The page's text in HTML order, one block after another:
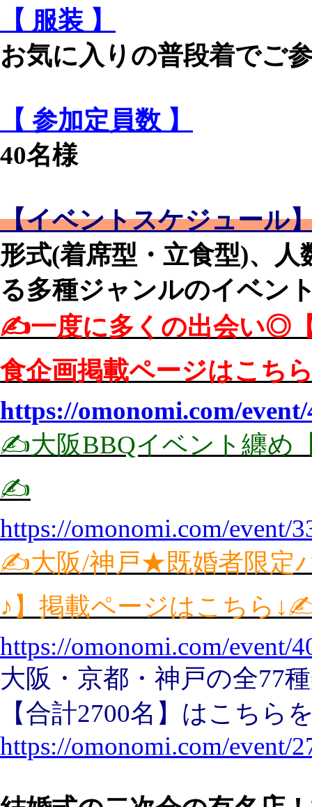
【 服装 】
お気に入りの普段着でご
【 参加定員数 】
40名様
【イベントスケジュール
形式(着席型・立食型)、
る多種ジャンルのイベン
✍️一度に多くの出会い◎【
食企画掲載ページはこち
https://omonomi.com/
✍️大阪BBQイベント纏め
✍️
https://omonomi.com/event/
✍️大阪/神戸★既婚者限定
♪】掲載ページはこちら
https://omonomi.com/event/
大阪・京都・神戸の全77
【合計2700名】はこちら
https://omonomi.com/event/